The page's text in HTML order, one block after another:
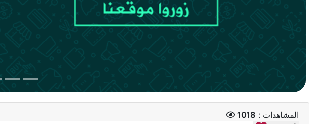
المشاهدات : 1018